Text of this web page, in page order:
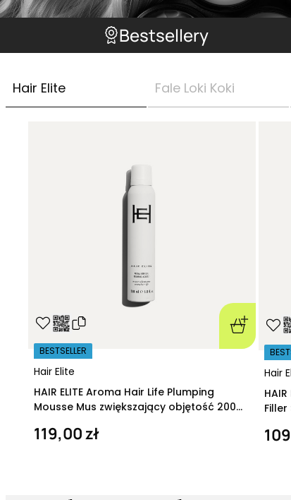
Bestsellery
Hair Elite Fale Loki Koki
Hair Elite
BESTSELLER
HAIR ELITE Aroma Hair Life Plumping
Mousse Mus zwiększający objętość 200
119,00 zł
Hair